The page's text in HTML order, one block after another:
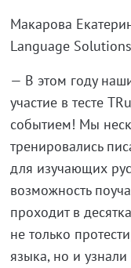
Макарова
Language
— В этом году
участие в тесте
событием! Мы
тренировались
для изучающих
возможность
проходит в
не только
языка, но и